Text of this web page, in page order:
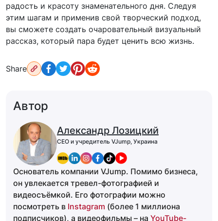
радость и красоту знаменательного дня. Следуя
этим шагам и применив свой творческий подход,
вы сможете создать очаровательный визуальный
рассказ, который пара будет ценить всю жизнь.
Share
Автор
Александр Лозицкий
CEO и учредитель VJump, Украина
Основатель компании VJump. Помимо бизнеса,
он увлекается тревел-фотографией и
видеосъёмкой. Его фотографии можно
посмотреть в Instagram (более 1 миллиона
подписчиков), а видеофильмы – на YouTube-